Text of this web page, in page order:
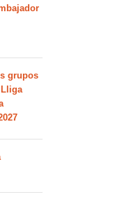
grupos